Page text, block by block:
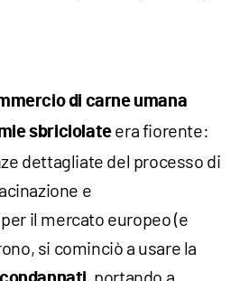
di carne umana
sbriciolateera fiorente:
dettagliate del processo di
e
il mercato europeo (e
si cominciò a usare la
, portando a